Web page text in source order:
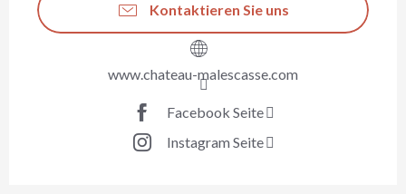
Kontaktieren Sie uns
www.chateau-malescasse.com
Facebook Seite
Instagram Seite